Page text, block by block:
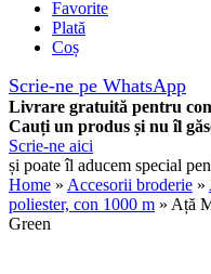
Favorite
Plată
Coș
Scrie-ne pe WhatsApp
Livrare gratuită pentru
Cauți un produs și nu îl
Scrie-ne aici
și poate îl aducem special
Home » Accesorii broderie »
poliester, con 1000 m » Ață
Green